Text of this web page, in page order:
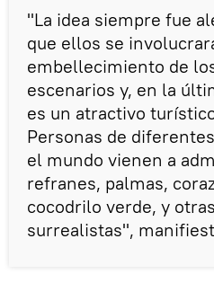
"La idea siempre fue
que ellos se
embellecimiento de
escenarios y, en la
es un atractivo
Personas de
el mundo vienen a
refranes, palmas,
cocodrilo verde, y
surrealistas",